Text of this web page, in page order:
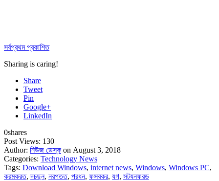
সর্বপ্রথম প্রকাশিত
Sharing is caring!
Share
Tweet
Pin
Google+
LinkedIn
0shares
Post Views: 130
Author: নিউজ ডেস্ক on August 3, 2018
Categories: Technology News
Tags: Download Windows, internet news, Windows, Windows PC,
করমকরত,দচছন, নরপতত, পরধন, ফসবকর, যগ, সটযনফরড